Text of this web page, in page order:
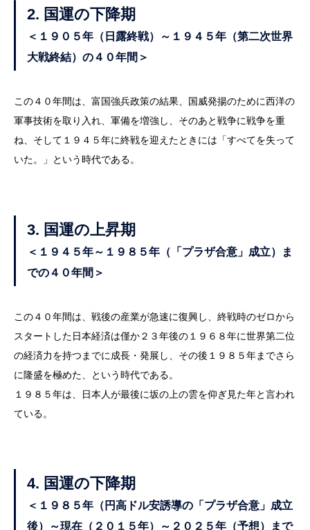
2. 国運の下降期
＜１９０５年（日露終戦）～１９４５年（第二次世界
大戦終結）の４０年間＞
この４０年間は、富国強兵政策の結果、国威発揚のために西洋の
軍事技術を取り入れ、軍備を増強し、そのあと戦争に戦争を重
ね、そして１９４５年に終戦を迎えたときには「すべてを失って
いた。」という時代である。
3. 国運の上昇期
＜１９４５年～１９８５年（「プラザ合意」成立）ま
での４０年間＞
この４０年間は、戦後の産業が急速に復興し、終戦時のゼロから
スタートした日本経済は僅か２３年後の１９６８年に世界第二位
の経済力を持つまでに成長・発展し、その後１９８５年までさら
に隆盛を極めた、という時代である。
１９８５年は、日本人が最後に坂の上の雲を仰ぎ見た年と言われ
ている。
4. 国運の下降期
＜１９８５年（円高ドル安誘導の「プラザ合意」成立
後）～現在（２０１５年）～２０２５年（予想）まで